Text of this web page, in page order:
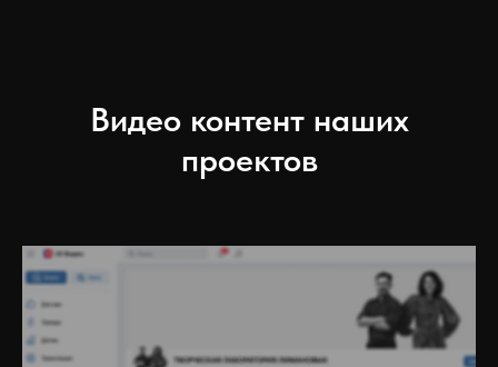
Видео контент наших
проектов